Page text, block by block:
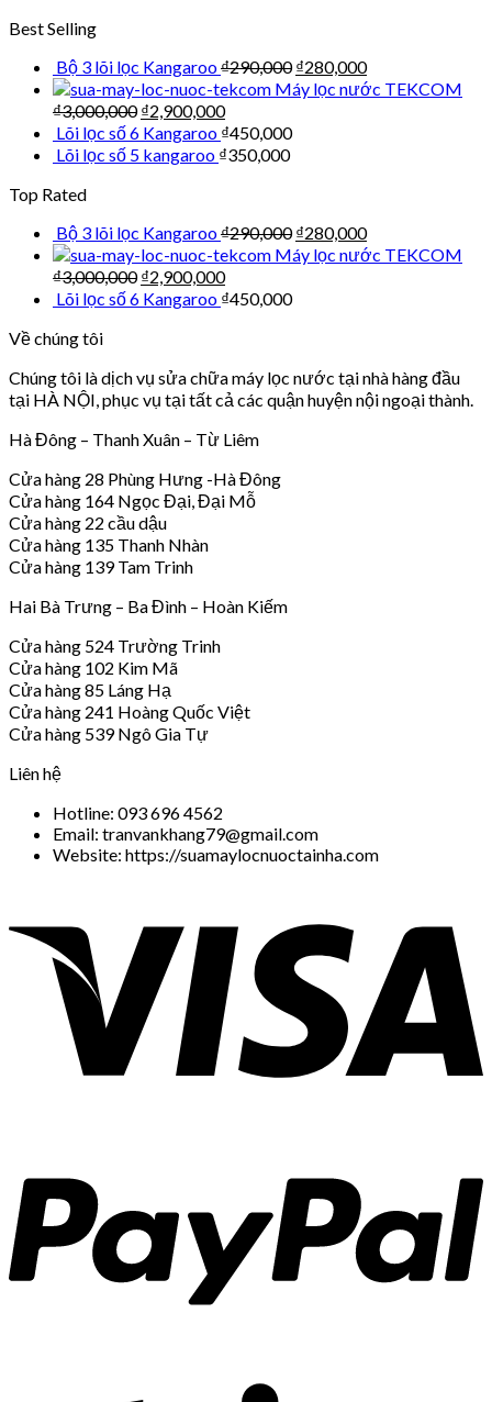
Best Selling
Bộ 3 lõi lọc Kangaroo₫290,000 ₫280,000
Máy lọc nước TEKCOM
₫3,000,000 ₫2,900,000
Lõi lọc số 6 Kangaroo ₫450,000
Lõi lọc số 5 kangaroo ₫350,000
Top Rated
Bộ 3 lõi lọc Kangaroo₫290,000 ₫280,000
Máy lọc nước TEKCOM
₫3,000,000 ₫2,900,000
Lõi lọc số 6 Kangaroo ₫450,000
Về chúng tôi
Chúng tôi là dịch vụ sửa chữa máy lọc nước tại nhà hàng đầu
tại HÀ NỘI, phục vụ tại tất cả các quận huyện nội ngoại thành.
Hà Đông – Thanh Xuân – Từ Liêm
Cửa hàng 28 Phùng Hưng -Hà Đông
Cửa hàng 164 Ngọc Đại, Đại Mỗ
Cửa hàng 22 cầu dậu
Cửa hàng 135 Thanh Nhàn
Cửa hàng 139 Tam Trinh
Hai Bà Trưng – Ba Đình – Hoàn Kiếm
Cửa hàng 524 Trường Trinh
Cửa hàng 102 Kim Mã
Cửa hàng 85 Láng Hạ
Cửa hàng 241 Hoàng Quốc Việt
Cửa hàng 539 Ngô Gia Tự
Liên hệ
Hotline: 093 696 4562
Email: tranvankhang79@gmail.com
Website: https://suamaylocnuoctainha.com